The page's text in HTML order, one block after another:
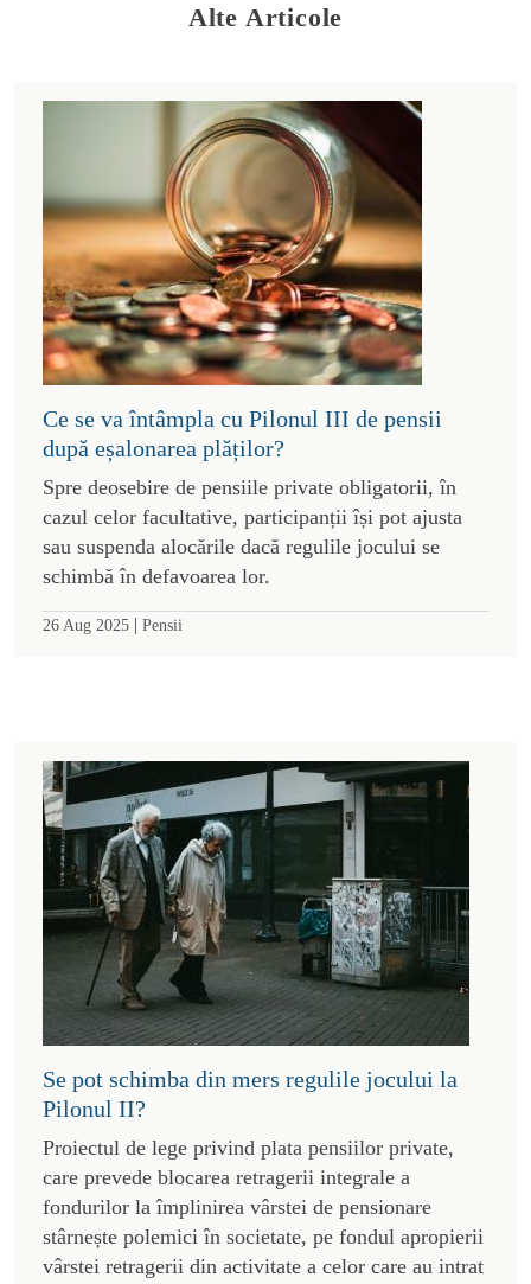
Alte Articole
Ce se va întâmpla cu Pilonul III de pensii
după eșalonarea plăților?
Spre deosebire de pensiile private obligatorii, în
cazul celor facultative, participanții își pot ajusta
sau suspenda alocările dacă regulile jocului se
schimbă în defavoarea lor.
26 Aug 2025 | Pensii
Se pot schimba din mers regulile jocului la
Pilonul II?
Proiectul de lege privind plata pensiilor private,
care prevede blocarea retragerii integrale a
fondurilor la împlinirea vârstei de pensionare
stârnește polemici în societate, pe fondul apropierii
vârstei retragerii din activitate a celor care au intrat